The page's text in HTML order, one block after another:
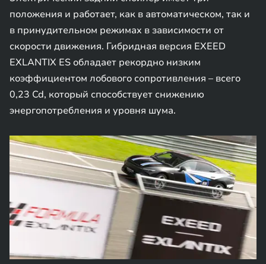
положения и работает, как в автоматическом, так и
в принудительном режимах в зависимости от
скорости движения. Гибридная версия EXEED
EXLANTIX ES обладает рекордно низким
коэффициентом лобового сопротивления – всего
0,23 Cd, который способствует снижению
энергопотребления и уровня шума.